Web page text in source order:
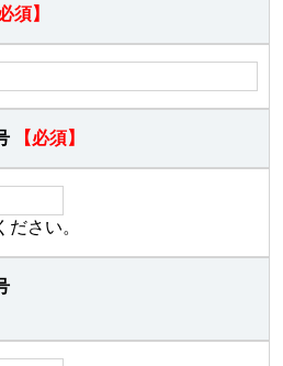
須】
【必須】
さい。